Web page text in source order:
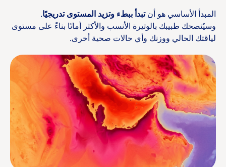
المبدأ الأساسي هو أنتبدأ ببطء وتزيد المستوى تدريجيًا.
وسيُنصحك طبيبك بالوتيرة الأنسب والأكثر أمانًا بناءً على مستوى
لياقتك الحالي ووزنك وأي حالات صحية أخرى.